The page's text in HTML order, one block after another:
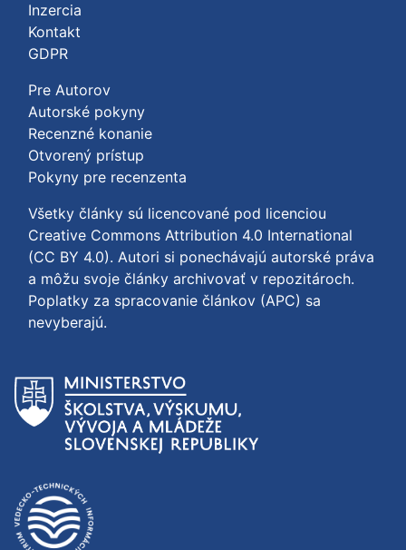
Inzercia
Kontakt
GDPR
Pre Autorov
Autorské pokyny
Recenzné konanie
Otvorený prístup
Pokyny pre recenzenta
Všetky články sú licencované pod licenciou
Creative Commons Attribution 4.0 International
(CC BY 4.0). Autori si ponechávajú autorské práva
a môžu svoje články archivovať v repozitároch.
Poplatky za spracovanie článkov (APC) sa
nevyberajú.